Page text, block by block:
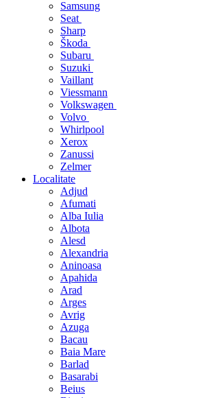
Samsung
Seat
Sharp
Škoda
Subaru
Suzuki
Vaillant
Viessmann
Volkswagen
Volvo
Whirlpool
Xerox
Zanussi
Zelmer
Localitate
Adjud
Afumati
Alba Iulia
Albota
Alesd
Alexandria
Aninoasa
Apahida
Arad
Arges
Avrig
Azuga
Bacau
Baia Mare
Barlad
Basarabi
Beius